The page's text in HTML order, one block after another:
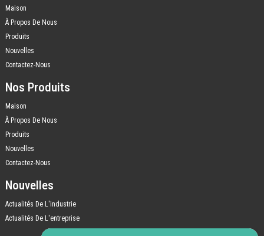
Maison
À Propos De Nous
Produits
Nouvelles
Contactez-Nous
Nos Produits
Maison
À Propos De Nous
Produits
Nouvelles
Contactez-Nous
Nouvelles
Actualités De L'industrie
Actualités De L'entreprise